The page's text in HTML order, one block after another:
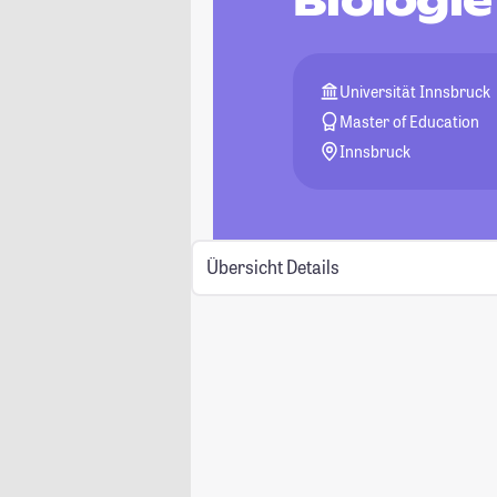
Universität Innsbruck
Master of Education
Innsbruck
Übersicht Details